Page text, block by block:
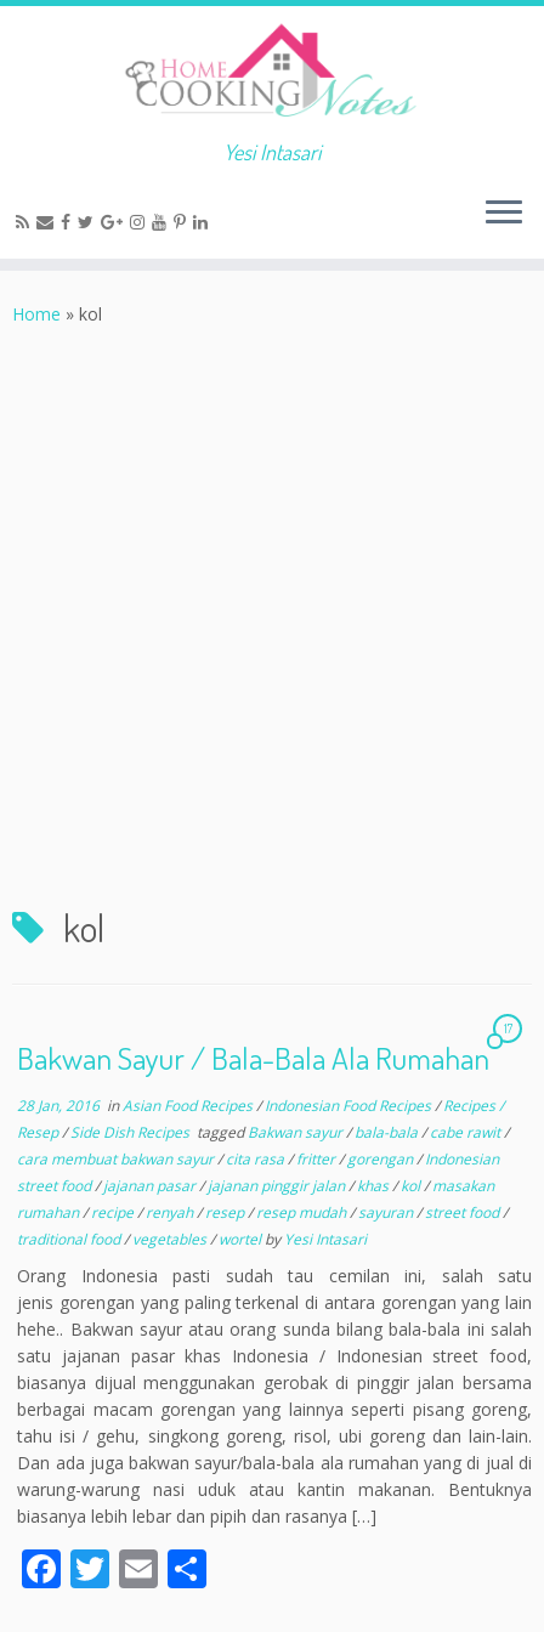
Yesi Intasari
Home » kol
kol
Bakwan Sayur / Bala-Bala Ala Rumahan
17
28 Jan, 2016inAsian Food Recipes/Indonesian Food Recipes/Recipes /
Resep/Side Dish Recipes taggedBakwan sayur/bala-bala/cabe rawit/
cara membuat bakwan sayur/cita rasa/fritter/gorengan/Indonesian
street food/jajanan pasar/jajanan pinggir jalan/khas/kol/masakan
rumahan/recipe/renyah/resep/resep mudah/sayuran/street food/
traditional food/vegetables/wortelbyYesi Intasari
Orang Indonesia pasti sudah tau cemilan ini, salah satu
jenis gorengan yang paling terkenal di antara gorengan yang lain
hehe.. Bakwan sayur atau orang sunda bilang bala-bala ini salah
satu jajanan pasar khas Indonesia / Indonesian street food,
biasanya dijual menggunakan gerobak di pinggir jalan bersama
berbagai macam gorengan yang lainnya seperti pisang goreng,
tahu isi / gehu, singkong goreng, risol, ubi goreng dan lain-lain.
Dan ada juga bakwan sayur/bala-bala ala rumahan yang di jual di
warung-warung nasi uduk atau kantin makanan. Bentuknya
biasanya lebih lebar dan pipih dan rasanya […]
F T E